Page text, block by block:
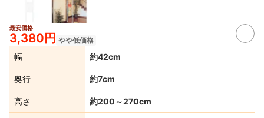
最安価格
3,380円 やや低価格
幅 約42cm
奥行 約7cm
高さ 約200～270cm